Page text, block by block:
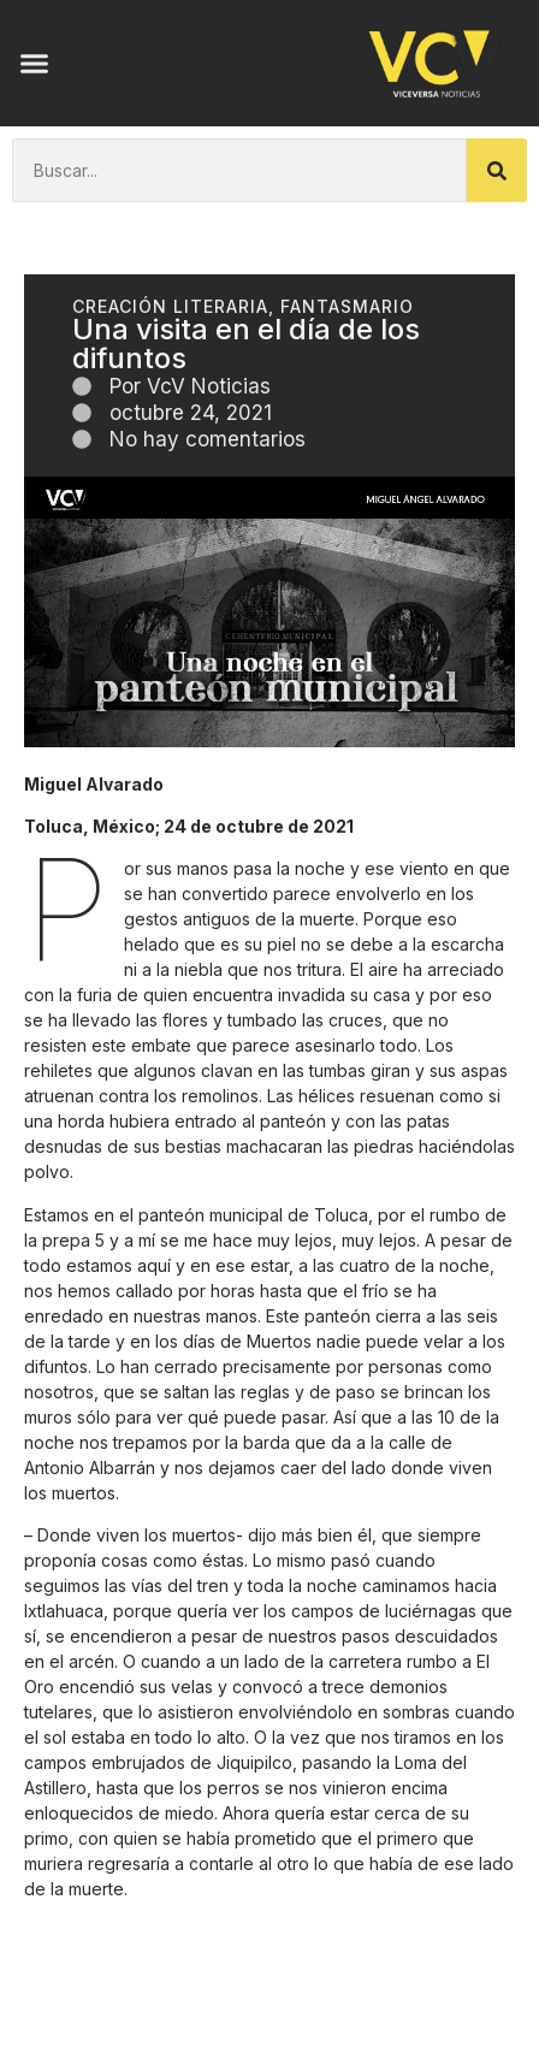
CREACIÓN LITERARIA, FANTASMARIO
Una visita en el día de los
difuntos
Por VcV Noticias
octubre 24, 2021
No hay comentarios
Miguel Alvarado
Toluca, México; 24 de octubre de 2021
P
or sus manos pasa la noche y ese viento en que
se han convertido parece envolverlo en los
gestos antiguos de la muerte. Porque eso
helado que es su piel no se debe a la escarcha
ni a la niebla que nos tritura. El aire ha arreciado
con la furia de quien encuentra invadida su casa y por eso
se ha llevado las flores y tumbado las cruces, que no
resisten este embate que parece asesinarlo todo. Los
rehiletes que algunos clavan en las tumbas giran y sus aspas
atruenan contra los remolinos. Las hélices resuenan como si
una horda hubiera entrado al panteón y con las patas
desnudas de sus bestias machacaran las piedras haciéndolas
polvo.
Estamos en el panteón municipal de Toluca, por el rumbo de
la prepa 5 y a mí se me hace muy lejos, muy lejos. A pesar de
todo estamos aquí y en ese estar, a las cuatro de la noche,
nos hemos callado por horas hasta que el frío se ha
enredado en nuestras manos. Este panteón cierra a las seis
de la tarde y en los días de Muertos nadie puede velar a los
difuntos. Lo han cerrado precisamente por personas como
nosotros, que se saltan las reglas y de paso se brincan los
muros sólo para ver qué puede pasar. Así que a las 10 de la
noche nos trepamos por la barda que da a la calle de
Antonio Albarrán y nos dejamos caer del lado donde viven
los muertos.
– Donde viven los muertos- dijo más bien él, que siempre
proponía cosas como éstas. Lo mismo pasó cuando
seguimos las vías del tren y toda la noche caminamos hacia
Ixtlahuaca, porque quería ver los campos de luciérnagas que
sí, se encendieron a pesar de nuestros pasos descuidados
en el arcén. O cuando a un lado de la carretera rumbo a El
Oro encendió sus velas y convocó a trece demonios
tutelares, que lo asistieron envolviéndolo en sombras cuando
el sol estaba en todo lo alto. O la vez que nos tiramos en los
campos embrujados de Jiquipilco, pasando la Loma del
Astillero, hasta que los perros se nos vinieron encima
enloquecidos de miedo. Ahora quería estar cerca de su
primo, con quien se había prometido que el primero que
muriera regresaría a contarle al otro lo que había de ese lado
de la muerte.